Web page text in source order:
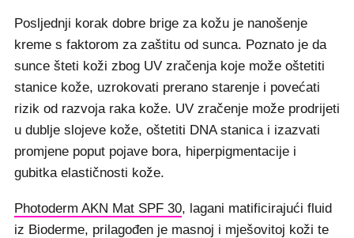
Posljednji korak dobre brige za kožu je nanošenje
kreme s faktorom za zaštitu od sunca. Poznato je da
sunce šteti koži zbog UV zračenja koje može oštetiti
stanice kože, uzrokovati prerano starenje i povećati
rizik od razvoja raka kože. UV zračenje može prodrijeti
u dublje slojeve kože, oštetiti DNA stanica i izazvati
promjene poput pojave bora, hiperpigmentacije i
gubitka elastičnosti kože.
Photoderm AKN Mat SPF 30, lagani matificirajući fluid
iz Bioderme, prilagođen je masnoj i mješovitoj koži te